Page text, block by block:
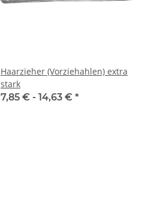
Haarzieher (Vorziehahlen) extra
stark
7,85 € - 14,63 € *